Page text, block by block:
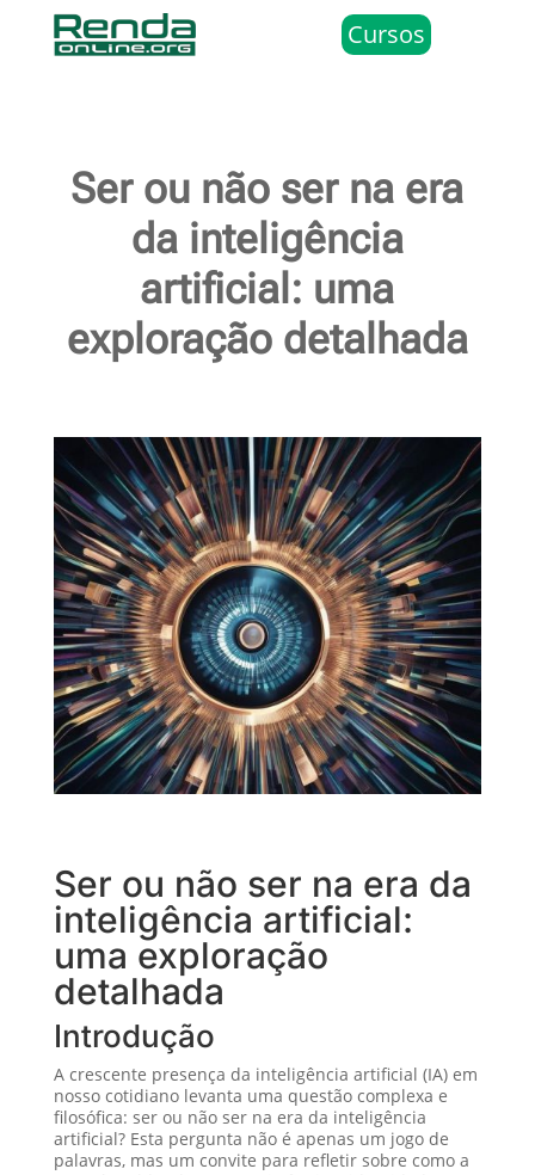
Cursos
Ser ou não ser na era
da inteligência
artificial: uma
exploração detalhada
Ser ou não ser na era da
inteligência artificial:
uma exploração
detalhada
Introdução
A crescente presença da inteligência artificial (IA) em
nosso cotidiano levanta uma questão complexa e
filosófica: ser ou não ser na era da inteligência
artificial? Esta pergunta não é apenas um jogo de
palavras, mas um convite para refletir sobre como a